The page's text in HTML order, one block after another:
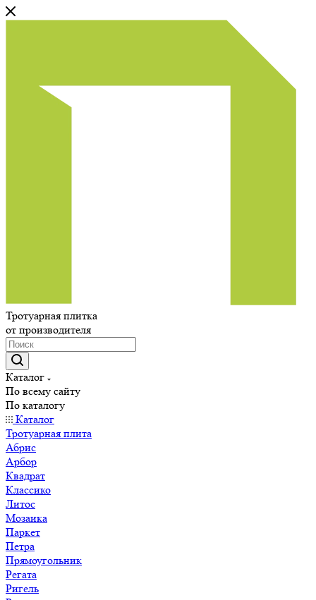
Тротуарная плитка
от производителя
Каталог
По всему сайту
По каталогу
Каталог
Тротуарная плита
Абрис
Арбор
Квадрат
Классико
Литос
Мозаика
Паркет
Петра
Прямоугольник
Регата
Ригель